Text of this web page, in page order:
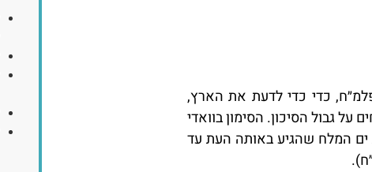
כדי כדי לדעת את הארץ,
גבול הסיכון. הסימון בוואדי
ים המלח שהגיע באותה העת עד